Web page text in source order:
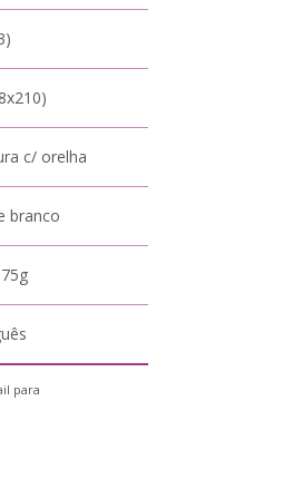
c/ orelha
branco
para